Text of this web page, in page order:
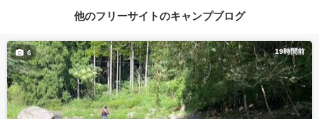
他のフリーサイトのキャンプブログ
19時間前
6